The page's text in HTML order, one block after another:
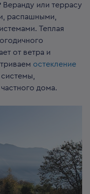
Веранду или террасу
распашными,
Теплая
от ветра и
остекление
дома.